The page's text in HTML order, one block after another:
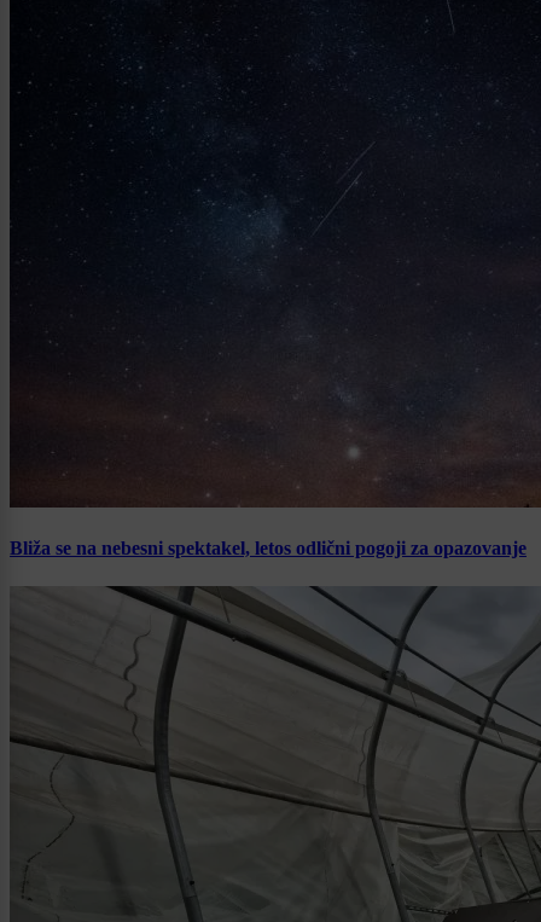
Bliža se na nebesni spektakel, letos odlični pogoji za opazovanje